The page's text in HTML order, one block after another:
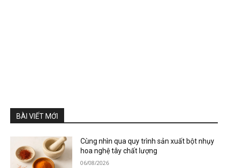
BÀI VIẾT MỚI
Cùng nhìn qua quy trình sản xuất bột nhụy
hoa nghệ tây chất lượng
06/08/2026